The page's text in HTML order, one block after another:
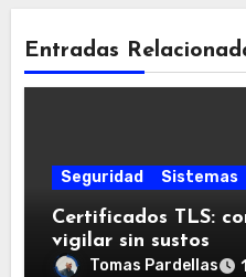
Entradas
Seguridad Sistemas
Certificados TLS:
vigilar sin sustos
Tomas Pardellas